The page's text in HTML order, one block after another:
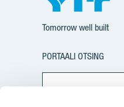
Tomorrow well built
PORTAALI OTSING